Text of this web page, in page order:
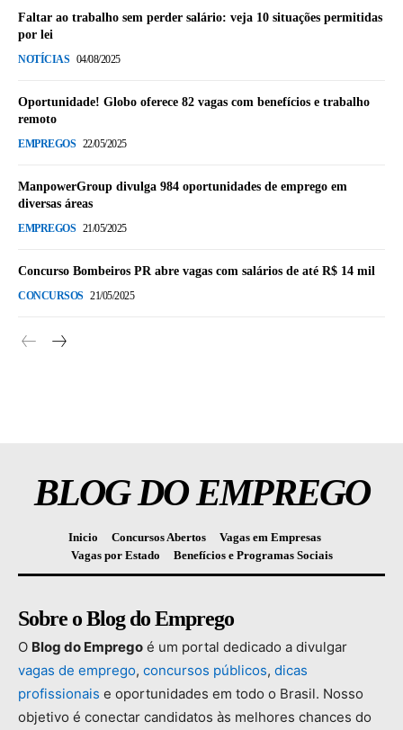
Faltar ao trabalho sem perder salário: veja 10 situações permitidas
por lei
NOTÍCIAS 04/08/2025
Oportunidade! Globo oferece 82 vagas com benefícios e trabalho
remoto
EMPREGOS 22/05/2025
ManpowerGroup divulga 984 oportunidades de emprego em
diversas áreas
EMPREGOS 21/05/2025
Concurso Bombeiros PR abre vagas com salários de até R$ 14 mil
CONCURSOS 21/05/2025
BLOG DO EMPREGO
Inicio Concursos Abertos
Vagas em Empresas
Vagas por Estado
Benefícios e Programas Sociais
Sobre o Blog do Emprego
O Blog do Emprego é um portal dedicado a divulgar
vagas de emprego, concursos públicos, dicas
profissionais e oportunidades em todo o Brasil. Nosso
objetivo é conectar candidatos às melhores chances do